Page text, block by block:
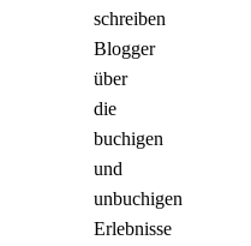
schreiben
Blogger
über
die
buchigen
und
unbuchigen
Erlebnisse